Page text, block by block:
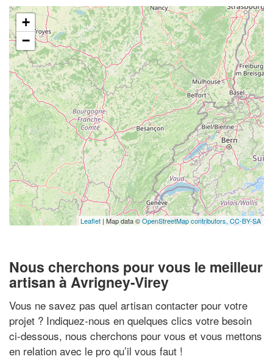
+
−
Leaflet | Map data ©OpenStreetMap contributors,CC-BY-SA
Nous cherchons pour vous le meilleur
artisan à Avrigney-Virey
Vous ne savez pas quel artisan contacter pour votre
projet ? Indiquez-nous en quelques clics votre besoin
ci-dessous, nous cherchons pour vous et vous mettons
en relation avec le pro qu’il vous faut !